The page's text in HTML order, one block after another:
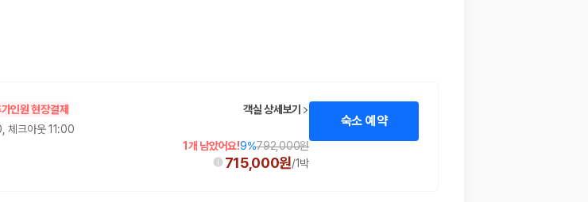
한 번에 비교할 수 있습니다.
인원 현장결제
객실 상세보기
체크아웃 11:00
1개 남았어요!9%792,000원
715,000원/1박
숙소 예약